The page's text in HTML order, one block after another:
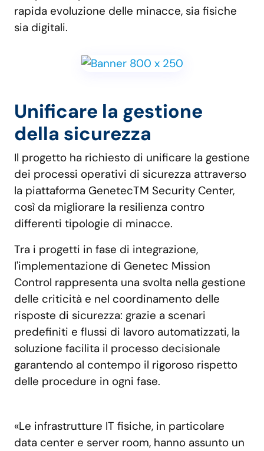
rapida evoluzione delle minacce, sia fisiche
sia digitali.
Unificare la gestione
della sicurezza
Il progetto ha richiesto di unificare la gestione
dei processi operativi di sicurezza attraverso
la piattaforma GenetecTM Security Center,
così da migliorare la resilienza contro
differenti tipologie di minacce.
Tra i progetti in fase di integrazione,
l'implementazione di Genetec Mission
Control rappresenta una svolta nella gestione
delle criticità e nel coordinamento delle
risposte di sicurezza: grazie a scenari
predefiniti e flussi di lavoro automatizzati, la
soluzione facilita il processo decisionale
garantendo al contempo il rigoroso rispetto
delle procedure in ogni fase.
«Le infrastrutture IT fisiche, in particolare
data center e server room, hanno assunto un